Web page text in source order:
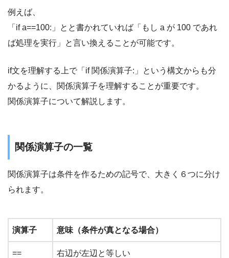
例えば、
「if a==100:」とと書かれていれば「もし a が 100 であれ
ば処理を実行」と言い換えることが可能です。
if文を理解する上で「if 関係演算子:」という構文からも分
かるように、関係演算子を理解することが重要です。
関係演算子について解説します。
関係演算子の一覧
関係演算子は条件を作るための記号で、大きく６つに分け
られます。
演算子 意味（条件が真となる場合）
== 右辺が左辺と等しい